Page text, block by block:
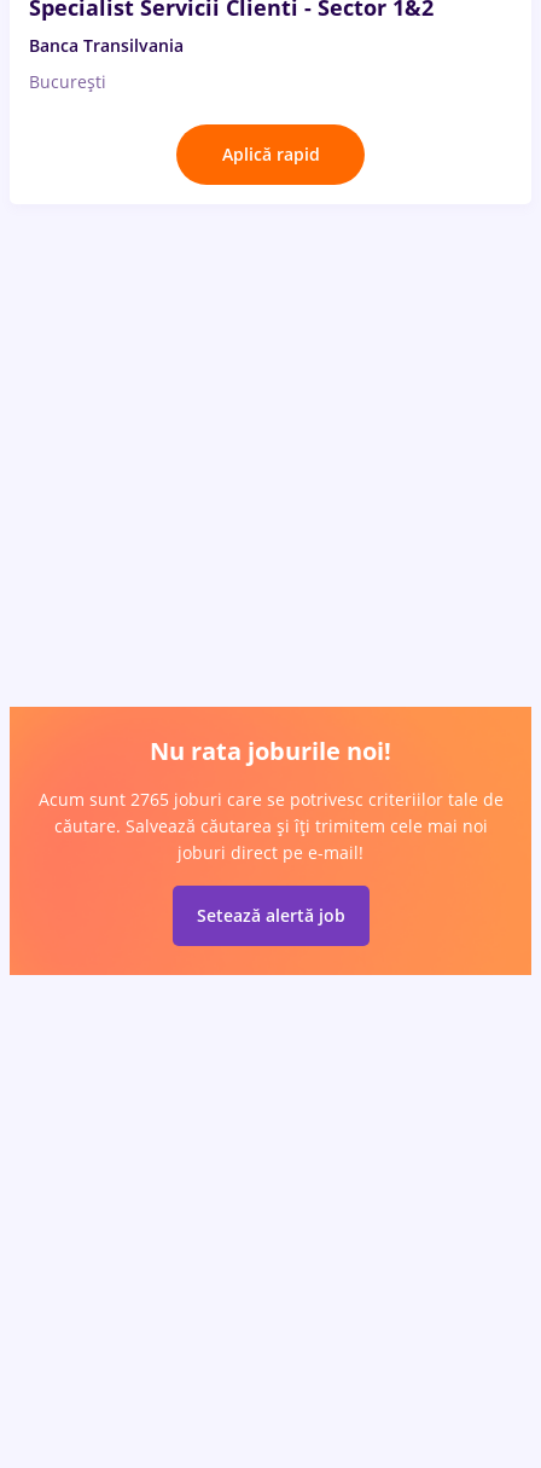
Specialist Servicii Clienti - Sector 1&2
Banca Transilvania
București
Aplică rapid
Nu rata joburile noi!
Acum sunt 2765 joburi care se potrivesc criteriilor tale de
căutare. Salvează căutarea și îți trimitem cele mai noi
joburi direct pe e-mail!
Setează alertă job